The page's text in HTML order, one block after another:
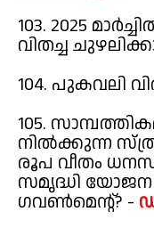
103. 2025
വിതച്ച
104. പുകവലി
105.
നിൽക്കുന്ന
രൂപ വീതം
സമൃദ്ധി യോജന
ഗവൺമെന്റ്? -